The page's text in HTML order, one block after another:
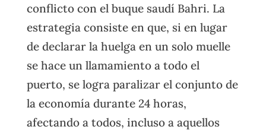
conflicto con el buque saudí Bahri. La
estrategia consiste en que, si en lugar
de declarar la huelga en un solo muelle
se hace un llamamiento a todo el
puerto, se logra paralizar el conjunto de
la economía durante 24 horas,
afectando a todos, incluso a aquellos